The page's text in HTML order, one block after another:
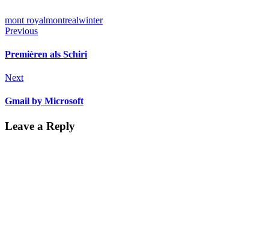
mont royalmontrealwinter
Beitragsnavigation
Previous
Premièren als Schiri
Next
Gmail by Microsoft
Leave a Reply